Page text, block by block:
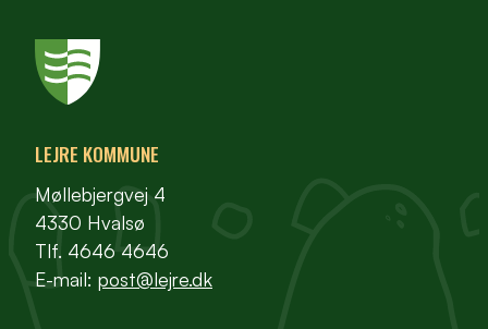
LEJRE KOMMUNE
Møllebjergvej 4
4330 Hvalsø
Tlf. 4646 4646
E-mail: post@lejre.dk